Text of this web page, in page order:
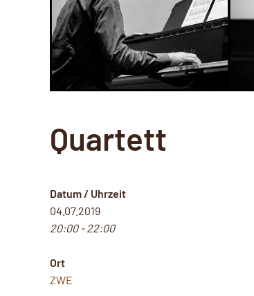
Quartett
Datum / Uhrzeit
04.07.2019
20:00 - 22:00
Ort
ZWE